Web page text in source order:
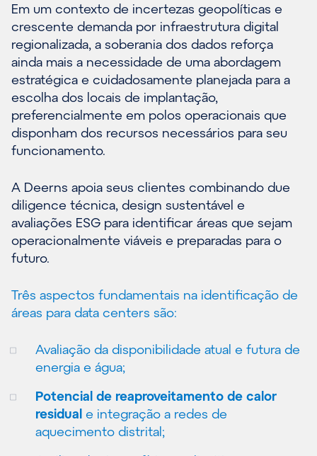
Em um contexto de incertezas geopolíticas e
crescente demanda por infraestrutura digital
regionalizada, a soberania dos dados reforça
ainda mais a necessidade de uma abordagem
estratégica e cuidadosamente planejada para a
escolha dos locais de implantação,
preferencialmente em polos operacionais que
disponham dos recursos necessários para seu
funcionamento.
A Deerns apoia seus clientes combinando due
diligence técnica, design sustentável e
avaliações ESG para identificar áreas que sejam
operacionalmente viáveis e preparadas para o
futuro.
Três aspectos fundamentais na identificação de
áreas para data centers são:
Avaliação da disponibilidade atual e futura de
energia e água;
Potencial de reaproveitamento de calor
residual e integração a redes de
aquecimento distrital;